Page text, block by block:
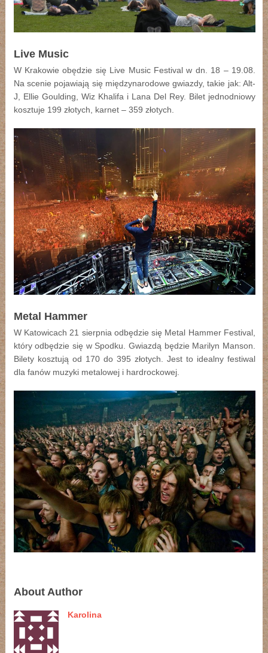
Live Music
W Krakowie obędzie się Live Music Festival w dn. 18 – 19.08.
Na scenie pojawiają się międzynarodowe gwiazdy, takie jak: Alt-
J, Ellie Goulding, Wiz Khalifa i Lana Del Rey. Bilet jednodniowy
kosztuje 199 złotych, karnet – 359 złotych.
Metal Hammer
W Katowicach 21 sierpnia odbędzie się Metal Hammer Festival,
który odbędzie się w Spodku. Gwiazdą będzie Marilyn Manson.
Bilety kosztują od 170 do 395 złotych. Jest to idealny festiwal
dla fanów muzyki metalowej i hardrockowej.
About Author
Karolina